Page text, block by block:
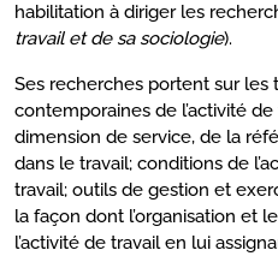
habilitation à diriger les
travail et de sa sociologie).
Ses recherches portent sur les
contemporaines de l’activité
dimension de service, de la
dans le travail; conditions de
travail; outils de gestion et
la façon dont l’organisation et
l’activité de travail en lui